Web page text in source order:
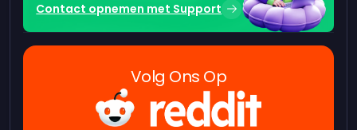
Contact opnemen met Support
Volg Ons Op